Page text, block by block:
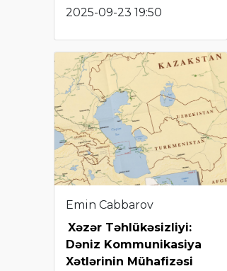
2025-09-23 19:50
Emin Cabbarov
Xəzər Təhlükəsizliyi:
Dəniz Kommunikasiya
Xətlərinin Mühafizəsi